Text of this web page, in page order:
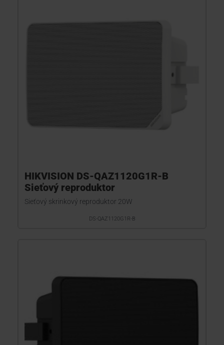
HIKVISION DS-QAZ1120G1R-B
Sieťový reproduktor
Sieťový skrinkový reproduktor 20W
DS-QAZ1120G1R-B